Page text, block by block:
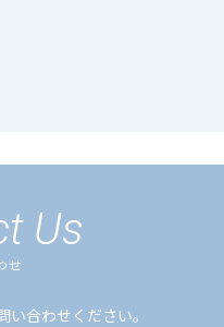
）
ン）
Us
せ
合わせください。